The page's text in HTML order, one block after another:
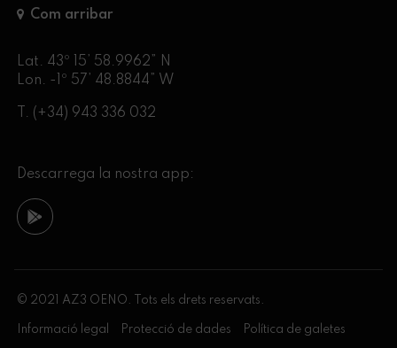
Com arribar
Lat. 43º 15’ 58.9962” N
Lon. -1º 57’ 48.8844” W
T. (+34) 943 336 032
Descarrega la nostra app:
© 2021 AZ3 OENO. Tots els drets reservats.
Informació legal Protecció de dades Política de galetes